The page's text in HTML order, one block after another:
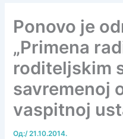
Ponovo je
„Primena
roditeljskim
savremenoj
vaspitnoj
Од:/21.10.2014.